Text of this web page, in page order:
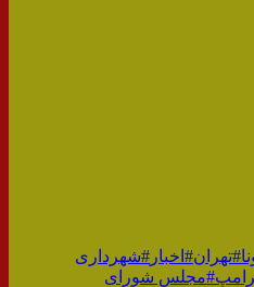
#تهران#اخبار #شهرداری
#مجلس شورای